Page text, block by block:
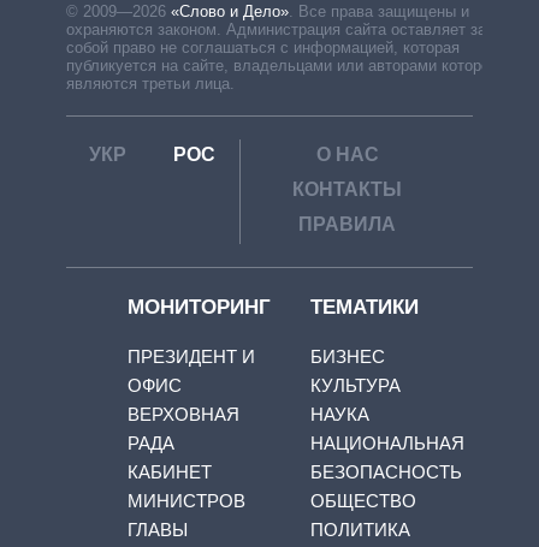
© 2009—2026 «Слово и Дело» Все права защищены и
охраняются законом. Администрация сайта оставляет за
собой право не соглашаться с информацией, которая
публикуется на сайте, владельцами или авторами которой
являются третьи лица.
УКР РОС
О НАС
КОНТАКТЫ
ПРАВИЛА
МОНИТОРИНГ
ПРЕЗИДЕНТ И
ОФИС
ВЕРХОВНАЯ
РАДА
КАБИНЕТ
МИНИСТРОВ
ГЛАВЫ
ТЕМАТИКИ
БИЗНЕС
КУЛЬТУРА
НАУКА
НАЦИОНАЛЬНАЯ
БЕЗОПАСНОСТЬ
ОБЩЕСТВО
ПОЛИТИКА